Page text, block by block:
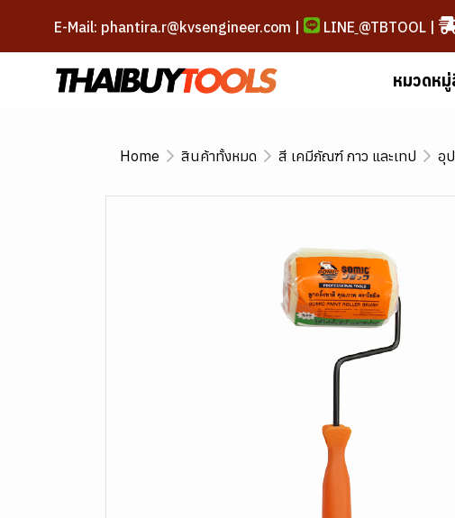
E-Mail: phantira.r@kvsengineer.com | LINE @TBTOOL|
หมวดหมู่
Home สินค้าทั้งหมด สี เคมีภัณฑ์ กาว และเทป อุ